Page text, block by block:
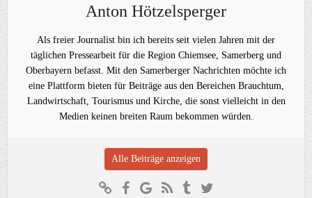
Anton Hötzelsperger
Als freier Journalist bin ich bereits seit vielen Jahren mit der
täglichen Pressearbeit für die Region Chiemsee, Samerberg und
Oberbayern befasst. Mit den Samerberger Nachrichten möchte ich
eine Plattform bieten für Beiträge aus den Bereichen Brauchtum,
Landwirtschaft, Tourismus und Kirche, die sonst vielleicht in den
Medien keinen breiten Raum bekommen würden.
Alle Beiträge anzeigen